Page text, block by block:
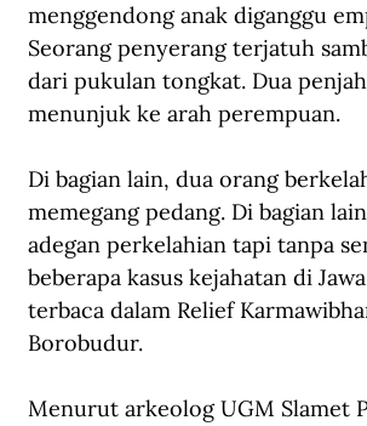
menggendong anak diganggu
Seorang penyerang terjatuh
dari pukulan tongkat. Dua
menunjuk ke arah perempuan.
Di bagian lain, dua orang
memegang pedang. Di bagian
adegan perkelahian tapi tanpa
beberapa kasus kejahatan di
terbaca dalam Relief
Borobudur.
Menurut arkeolog UGM Slamet